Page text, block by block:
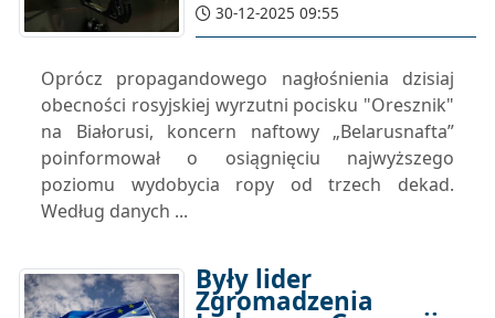
30-12-2025 09:55
Oprócz propagandowego nagłośnienia dzisiaj
obecności rosyjskiej wyrzutni pocisku "Oresznik"
na Białorusi, koncern naftowy „Belarusnafta”
poinformował o osiągnięciu najwyższego
poziomu wydobycia ropy od trzech dekad.
Według danych ...
Były lider
Zgromadzenia